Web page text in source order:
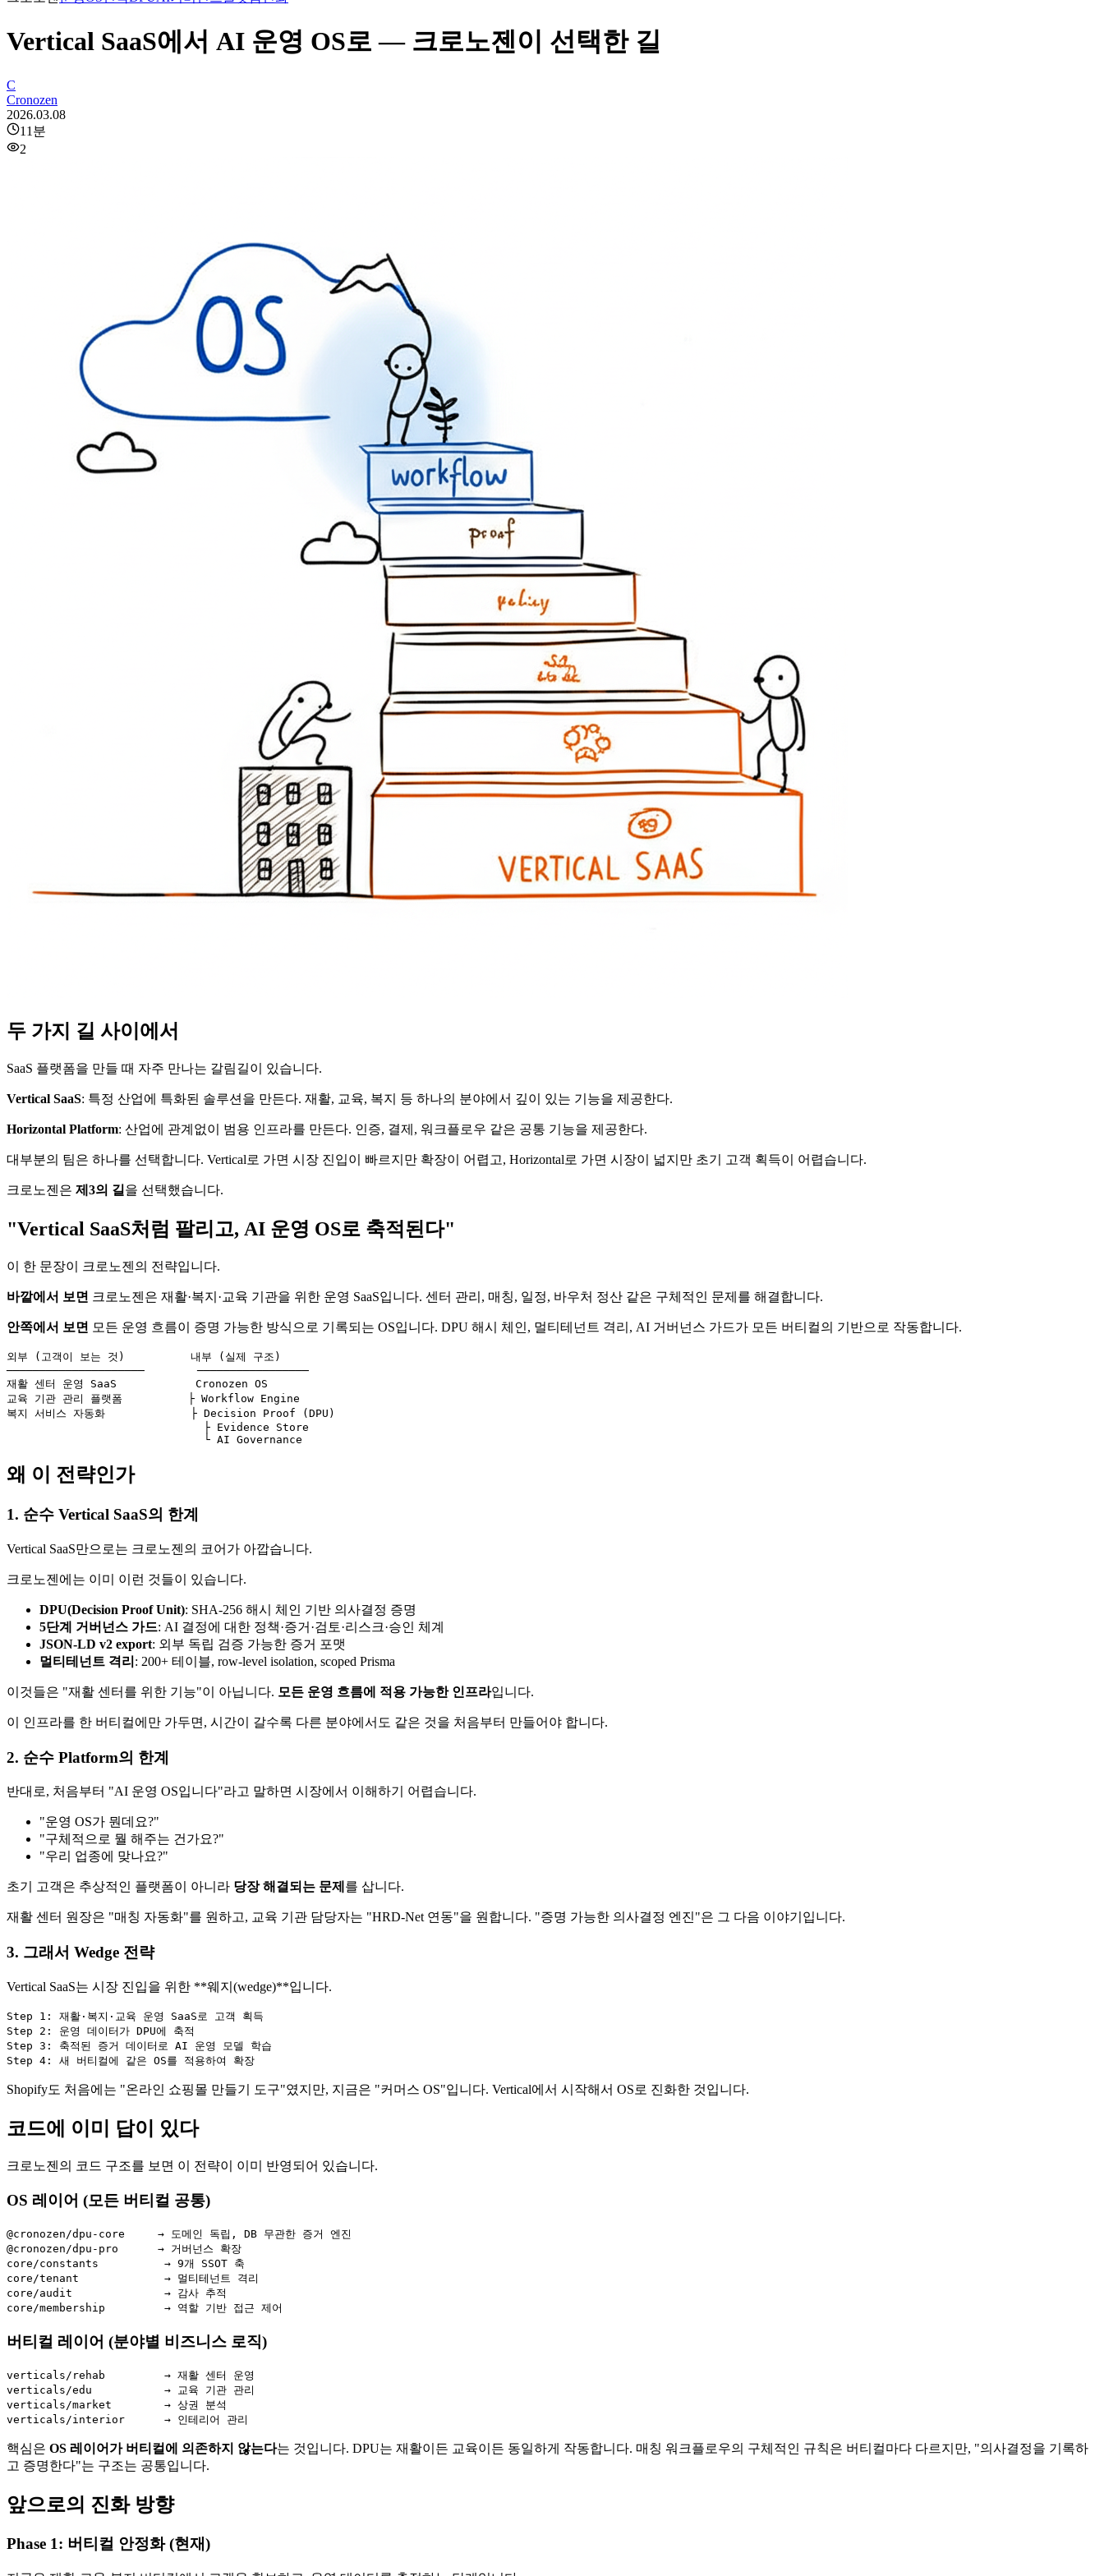
Vertical SaaS에서 AI 운영 OS로 — 크로노젠이 선택한 길
C
Cronozen
2026.03.08
11 분
2
두 가지 길 사이에서
SaaS 플랫폼을 만들 때 자주 만나는 갈림길이 있습니다.
Vertical SaaS: 특정 산업에 특화된 솔루션을 만든다. 재활, 교육, 복지 등 하나의 분야에서 깊이 있는 기능을 제공한다.
Horizontal Platform: 산업에 관계없이 범용 인프라를 만든다. 인증, 결제, 워크플로우 같은 공통 기능을 제공한다.
대부분의 팀은 하나를 선택합니다. Vertical로 가면 시장 진입이 빠르지만 확장이 어렵고, Horizontal로 가면 시장이 넓지만 초기 고객 획득이 어렵습니다.
크로노젠은 제3의 길 을 선택했습니다.
"Vertical SaaS처럼 팔리고, AI 운영 OS로 축적된다"
이 한 문장이 크로노젠의 전략입니다.
바깥에서 보면 크로노젠은 재활·복지·교육 기관을 위한 운영 SaaS입니다. 센터 관리, 매칭, 일정, 바우처 정산 같은 구체적인 문제를 해결합니다.
안쪽에서 보면 모든 운영 흐름이 증명 가능한 방식으로 기록되는 OS입니다. DPU 해시 체인, 멀티테넌트 격리, AI 거버넌스 가드가 모든 버티컬의 기반으로 작동합니다.
외부 (고객이 보는 것)          내부 (실제 구조)
─────────────────────        ─────────────────
재활 센터 운영 SaaS            Cronozen OS
교육 기관 관리 플랫폼          ├ Workflow Engine
복지 서비스 자동화             ├ Decision Proof (DPU)
                              ├ Evidence Store
왜 이 전략인가
1. 순수 Vertical SaaS의 한계
Vertical SaaS만으로는 크로노젠의 코어가 아깝습니다.
크로노젠에는 이미 이런 것들이 있습니다.
DPU(Decision Proof Unit): SHA-256 해시 체인 기반 의사결정 증명
5단계 거버넌스 가드: AI 결정에 대한 정책·증거·검토·리스크·승인 체계
JSON-LD v2 export: 외부 독립 검증 가능한 증거 포맷
멀티테넌트 격리 : 200+ 테이블, row-level isolation, scoped Prisma
이것들은 "재활 센터를 위한 기능"이 아닙니다. 모든 운영 흐름에 적용 가능한 인프라입니다.
이 인프라를 한 버티컬에만 가두면, 시간이 갈수록 다른 분야에서도 같은 것을 처음부터 만들어야 합니다.
2. 순수 Platform의 한계
반대로, 처음부터 "AI 운영 OS입니다"라고 말하면 시장에서 이해하기 어렵습니다.
"운영 OS가 뭔데요?"
"구체적으로 뭘 해주는 건가요?"
"우리 업종에 맞나요?"
초기 고객은 추상적인 플랫폼이 아니라 당장 해결되는 문제 를 삽니다.
재활 센터 원장은 "매칭 자동화"를 원하고, 교육 기관 담당자는 "HRD-Net 연동"을 원합니다. "증명 가능한 의사결정 엔진"은 그 다음 이야기입니다.
3. 그래서 Wedge 전략
Vertical SaaS는 시장 진입을 위한 **웨지(wedge)**입니다.
Step 1: 재활·복지·교육 운영 SaaS로 고객 획득
Step 2: 운영 데이터가 DPU에 축적
Step 3: 축적된 증거 데이터로 AI 운영 모델 학습
Shopify도 처음에는 "온라인 쇼핑몰 만들기 도구"였지만, 지금은 "커머스 OS"입니다. Vertical에서 시작해서 OS로 진화한 것입니다.
코드에 이미 답이 있다
크로노젠의 코드 구조를 보면 이 전략이 이미 반영되어 있습니다.
OS 레이어 (모든 버티컬 공통)
@cronozen/dpu-core     → 도메인 독립, DB 무관한 증거 엔진
@cronozen/dpu-pro      → 거버넌스 확장
core/constants          → 9개 SSOT 축
core/tenant             → 멀티테넌트 격리
core/audit              → 감사 추적
버티컬 레이어 (분야별 비즈니스 로직)
verticals/rehab         → 재활 센터 운영
verticals/edu           → 교육 기관 관리
verticals/market        → 상권 분석
핵심은 OS 레이어가 버티컬에 의존하지 않는다는 것입니다. DPU는 재활이든 교육이든 동일하게 작동합니다. 매칭 워크플로우의 구체적인 규칙은 버티컬마다 다르지만, "의사결정을 기록하
고 증명한다"는 구조는 공통입니다.
앞으로의 진화 방향
Phase 1: 버티컬 안정화 (현재)